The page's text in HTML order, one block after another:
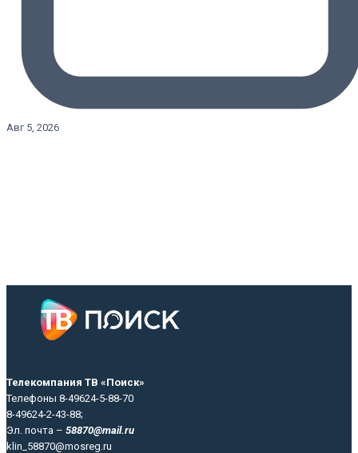
Авг 5, 2026
Телекомпания ТВ «Поиск»
Телефоны 8-49624-5-88-70
8-49624-2-43-88;
Эл. почта – 58870@mail.ru
klin_58870@mosreg.ru